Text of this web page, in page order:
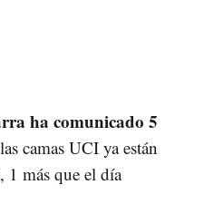
ha comunicado 5
camas UCI ya están
, 1 más que el día